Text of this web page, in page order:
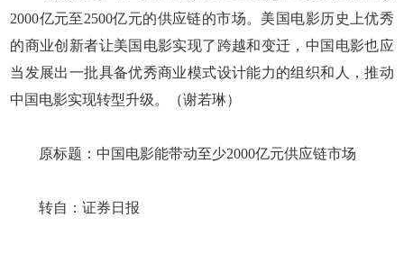
2000亿元至2500亿元的供应链的市场。美国电影历史上优秀
的商业创新者让美国电影实现了跨越和变迁，中国电影也应
当发展出一批具备优秀商业模式设计能力的组织和人，推动
中国电影实现转型升级。（谢若琳）
原标题：中国电影能带动至少2000亿元供应链市场
转自：证券日报